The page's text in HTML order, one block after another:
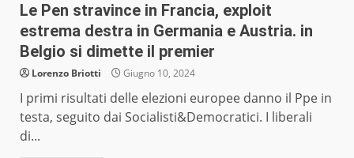
Le Pen stravince in Francia, exploit
estrema destra in Germania e Austria. in
Belgio si dimette il premier
Lorenzo Briotti Giugno 10, 2024
I primi risultati delle elezioni europee danno il Ppe in
testa, seguito dai Socialisti&Democratici. I liberali
di...